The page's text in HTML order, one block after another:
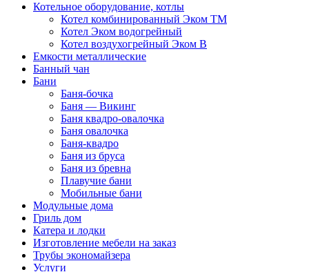
Котельное оборудование, котлы
Котел комбинированный Эком ТМ
Котел Эком водогрейный
Котел воздухогрейный Эком В
Емкости металлические
Банный чан
Бани
Баня-бочка
Баня — Викинг
Баня квадро-овалочка
Баня овалочка
Баня-квадро
Баня из бруса
Баня из бревна
Плавучие бани
Мобильные бани
Модульные дома
Гриль дом
Катера и лодки
Изготовление мебели на заказ
Трубы экономайзера
Услуги